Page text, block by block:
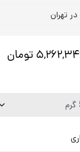
تهران
تومان